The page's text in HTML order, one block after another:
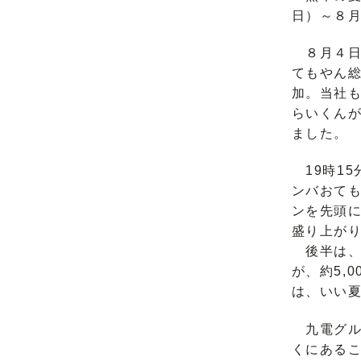
日）～８
８月４日
てもやん
加。当社
らいくん
ました。
19時15
ンバおて
ンを先頭
盛り上が
後半は、
が、約
は、いい
九電グル
くにある